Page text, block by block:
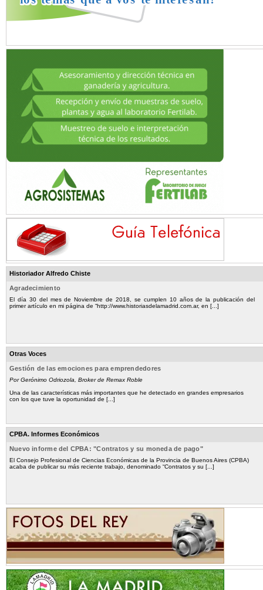
Historiador Alfredo Chiste
Agradecimiento
El día 30 del mes de Noviembre de 2018, se cumplen 10 años de la publicación del
primer artículo en mi página de “http://www.historiasdelamadrid.com.ar, en [...]
Otras Voces
Gestión de las emociones para emprendedores
Por Gerónimo Odriozola, Broker de Remax Roble
Una de las características más importantes que he detectado en grandes empresarios
con los que tuve la oportunidad de [...]
CPBA. Informes Económicos
Nuevo informe del CPBA: "Contratos y su moneda de pago"
El Consejo Profesional de Ciencias Económicas de la Provincia de Buenos Aires (CPBA)
acaba de publicar su más reciente trabajo, denominado “Contratos y su [...]